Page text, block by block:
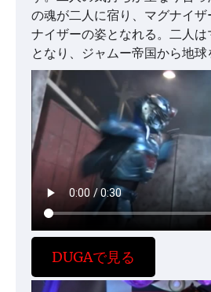
の魂が二人に宿り、マグナイ
ナイザーの姿となれる。二人
となり、ジャムー帝国から地球
DUGAで見る